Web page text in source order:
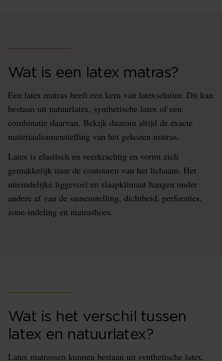
Wat is een latex matras?
Een latex matras heeft een kern van latexschuim. Dit kan
bestaan uit natuurlatex, synthetische latex of een
combinatie daarvan. Bekijk daarom altijd de exacte
materiaalsamenstelling van het gekozen matras.
Latex is elastisch en veerkrachtig en vormt zich
gemakkelijk naar de contouren van het lichaam. Het
uiteindelijke liggevoel en slaapklimaat hangen onder
andere af van de samenstelling, dichtheid, perforaties,
zone-indeling en matrashoes.
Wat is het verschil tussen
latex en natuurlatex?
Latex matrassen kunnen bestaan uit synthetische latex,